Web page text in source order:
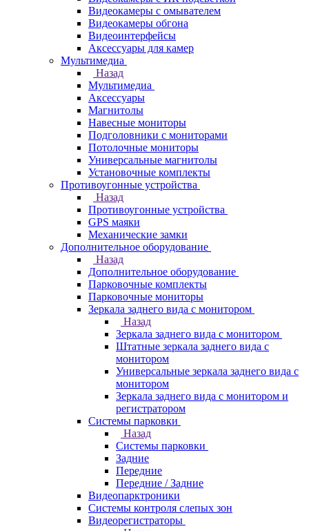
Видеокамеры с омывателем
Видеокамеры обгона
Видеоинтерфейсы
Аксессуары для камер
Мультимедиа
Назад
Мультимедиа
Аксессуары
Магнитолы
Навесные мониторы
Подголовники с мониторами
Потолочные мониторы
Универсальные магнитолы
Установочные комплекты
Противоугонные устройства
Назад
Противоугонные устройства
GPS маяки
Механические замки
Дополнительное оборудование
Назад
Дополнительное оборудование
Парковочные комплекты
Парковочные мониторы
Зеркала заднего вида с монитором
Назад
Зеркала заднего вида с монитором
Штатные зеркала заднего вида с
монитором
Универсальные зеркала заднего вида с
монитором
Зеркала заднего вида с монитором и
регистратором
Системы парковки
Назад
Системы парковки
Задние
Передние
Передние / Задние
Видеопарктроники
Системы контроля слепых зон
Видеорегистраторы